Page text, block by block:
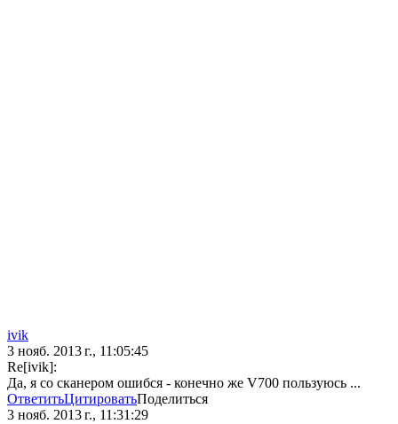
ivik
3 нояб. 2013 г., 11:05:45
Re[ivik]:
Да, я со сканером ошибся - конечно же V700 пользуюсь ...
ОтветитьЦитироватьПоделиться
3 нояб. 2013 г., 11:31:29